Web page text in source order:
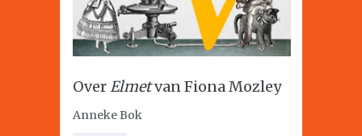
OverElmetvan Fiona Mozley
Anneke Bok